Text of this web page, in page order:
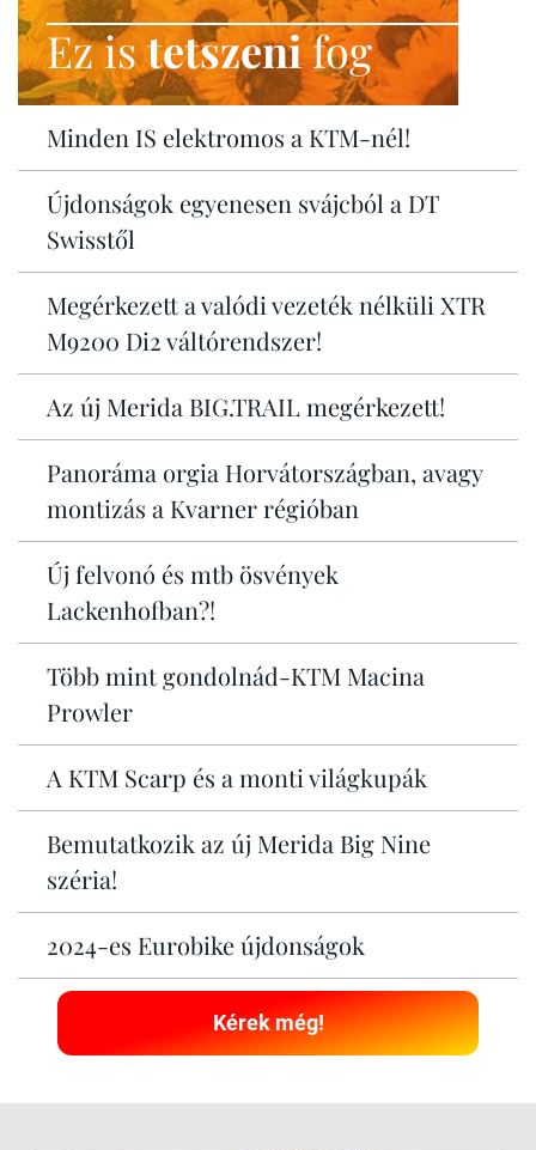
Ez istetszenifog
Minden IS elektromos a KTM-nél!
Újdonságok egyenesen svájcból a DT
Swisstől
Megérkezett a valódi vezeték nélküli XTR
M9200 Di2 váltórendszer!
Az új Merida BIG.TRAIL megérkezett!
Panoráma orgia Horvátországban, avagy
montizás a Kvarner régióban
Új felvonó és mtb ösvények
Lackenhofban?!
Több mint gondolnád-KTM Macina
Prowler
A KTM Scarp és a monti világkupák
Bemutatkozik az új Merida Big Nine
széria!
2024-es Eurobike újdonságok
Kérek még!